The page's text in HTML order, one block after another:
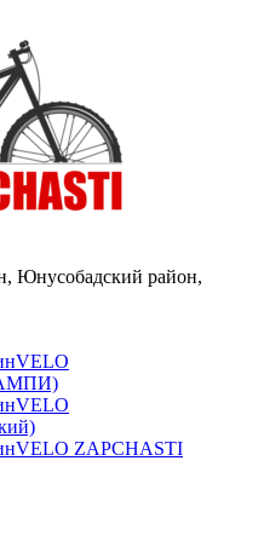
Юнусобадский район,
ZAPCHASTI